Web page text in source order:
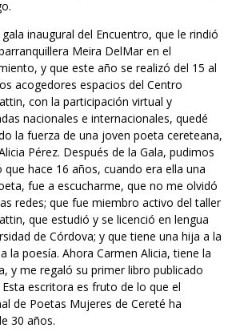
inaugural del Encuentro, que le rindió
Meira DelMar en el
y que este año se realizó del 15 al
acogedores espacios del Centro
con la participación virtual y
nacionales e internacionales, quedé
la fuerza de una joven poeta cereteana,
Pérez. Después de la Gala, pudimos
hace 16 años, cuando era ella una
fue a escucharme, que no me olvidó
redes; que fue miembro activo del taller
que estudió y se licenció en lengua
de Córdova; y que tiene una hija a la
la poesía. Ahora Carmen Alicia, tiene la
y me regaló su primer libro publicado
Esta escritora es fruto de lo que el
de Poetas Mujeres de Cereté ha
30 años.